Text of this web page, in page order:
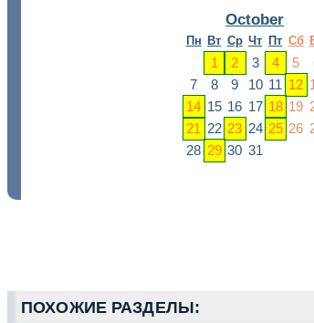
October
Пн Вт Ср Чт Пт Сб
1 2 3 4 5
7
8 9 10 11 12
14 15 16 17 18 19
21 22 23 24 25 26
28 29 30 31
ПОХОЖИЕ РАЗДЕЛЫ: